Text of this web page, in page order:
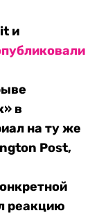
и
в
на ту же
Post,
реакцию